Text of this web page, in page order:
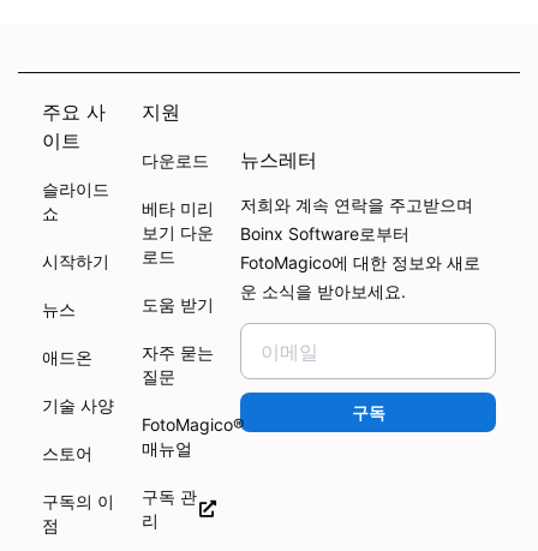
주요 사
이트
슬라이드
쇼
시작하기
뉴스
애드온
기술 사양
스토어
구독의 이
점
지원
다운로드
베타 미리
보기 다운
로드
도움 받기
자주 묻는
질문
FotoMagico®
매뉴얼
구독 관
리
뉴스레터
저희와 계속 연락을 주고받으며
Boinx Software로부터
FotoMagico에 대한 정보와 새로
운 소식을 받아보세요.
구독